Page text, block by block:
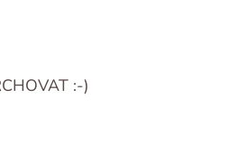
:-)